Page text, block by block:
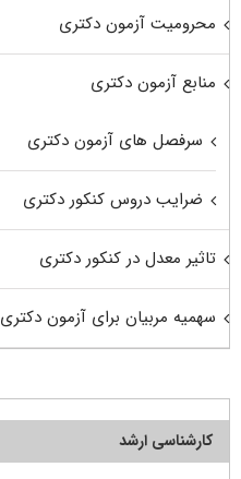
محرومیت آزمون دکتری
منابع آزمون دکتری
سرفصل های آزمون دکتری
ضرایب دروس کنکور دکتری
تاثیر معدل در کنکور دکتری
سهمیه مربیان برای آزمون دکتری
کارشناسی ارشد